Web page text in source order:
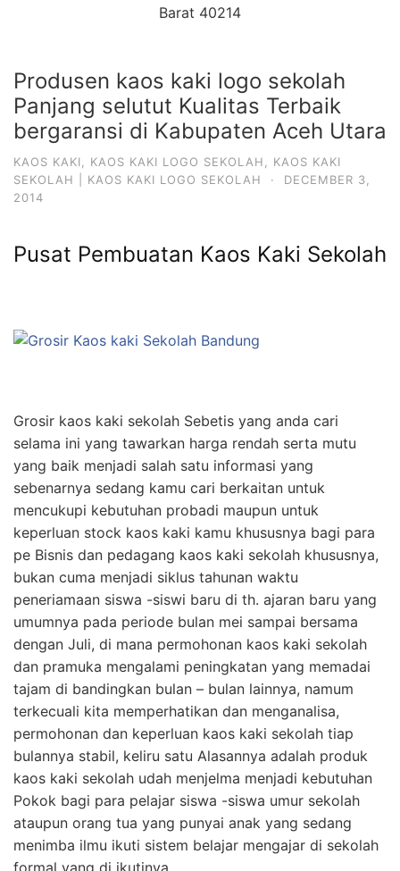
Barat 40214
Produsen kaos kaki logo sekolah
Panjang selutut Kualitas Terbaik
bergaransi di Kabupaten Aceh Utara
KAOS KAKI KAOS KAKI LOGO SEKOLAH
KAOS KAKI
SEKOLAH | KAOS KAKI LOGO SEKOLAH
·
DECEMBER 3,
2014
Pusat Pembuatan Kaos Kaki Sekolah
Grosir kaos kaki sekolah Sebetis yang anda cari
selama ini yang tawarkan harga rendah serta mutu
yang baik menjadi salah satu informasi yang
sebenarnya sedang kamu cari berkaitan untuk
mencukupi kebutuhan probadi maupun untuk
keperluan stock kaos kaki kamu khususnya bagi para
pe Bisnis dan pedagang kaos kaki sekolah khususnya,
bukan cuma menjadi siklus tahunan waktu
peneriamaan siswa -siswi baru di th. ajaran baru yang
umumnya pada periode bulan mei sampai bersama
dengan Juli, di mana permohonan kaos kaki sekolah
dan pramuka mengalami peningkatan yang memadai
tajam di bandingkan bulan – bulan lainnya, namum
terkecuali kita memperhatikan dan menganalisa,
permohonan dan keperluan kaos kaki sekolah tiap
bulannya stabil, keliru satu Alasannya adalah produk
kaos kaki sekolah udah menjelma menjadi kebutuhan
Pokok bagi para pelajar siswa -siswa umur sekolah
ataupun orang tua yang punyai anak yang sedang
menimba ilmu ikuti sistem belajar mengajar di sekolah
formal yang di ikutinya.